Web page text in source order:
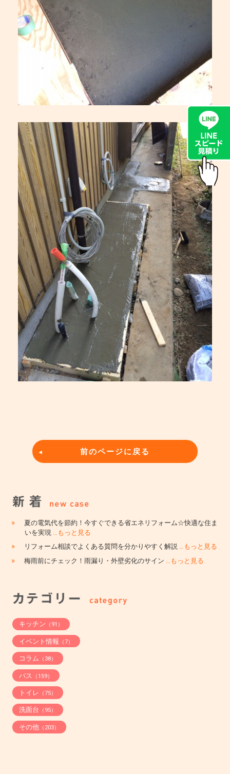
前のページに戻る
»
夏の電気代を節約！今すぐできる省エネリフォーム☆快適な住ま
いを実現 …もっと見る
» リフォーム相談でよくある質問を分かりやすく解説 …もっと見る
» 梅雨前にチェック！雨漏り・外壁劣化のサイン …もっと見る
キッチン （91）
イベント情報 （7）
コラム （38）
バス （159）
トイレ （75）
洗面台 （95）
その他（203）